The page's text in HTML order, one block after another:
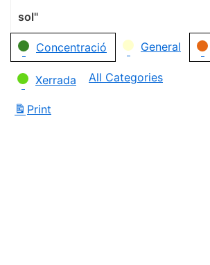
sol"
Categories
Concentració General
Xerrada All Categories
Print